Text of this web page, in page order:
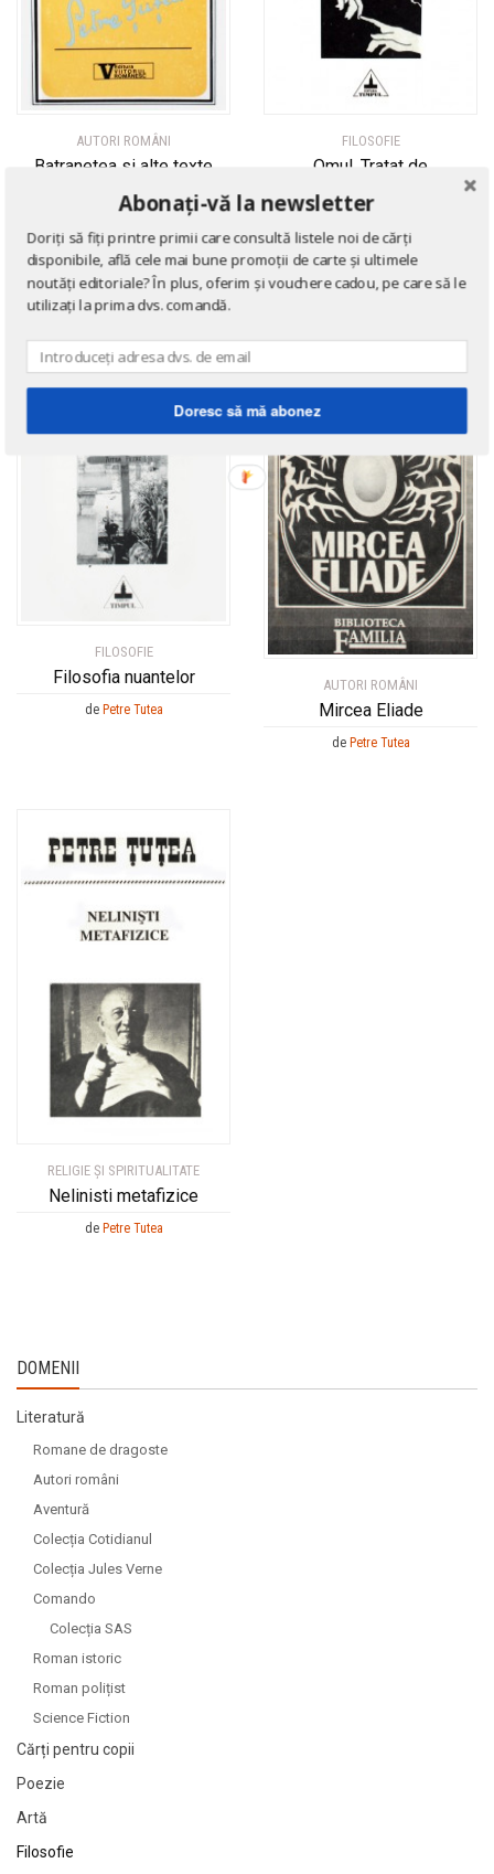
AUTORI ROMÂNI
Batranetea si alte texte
FILOSOFIE
Omul. Tratat de
vol.)
dePetre Tutea
FILOSOFIE
Filosofia nuantelor
de Petre Tutea
AUTORI ROMÂNI
Mircea Eliade
de Petre Tutea
RELIGIE ȘI SPIRITUALITATE
Nelinisti metafizice
de Petre Tutea
DOMENII
Literatură
Romane de dragoste
Autori români
Aventură
Colecția Cotidianul
Colecția Jules Verne
Comando
Colecția SAS
Roman istoric
Roman polițist
Science Fiction
Cărți pentru copii
Poezie
Artă
Filosofie
Abonați-vă la newsletter
Doriți să fiți printre primii care consultă listele noi de cărți
disponibile, află cele mai bune promoții de carte și ultimele
noutăți editoriale? În plus, oferim și vouchere cadou, pe care să le
utilizați la prima dvs. comandă.
Doresc să mă abonez